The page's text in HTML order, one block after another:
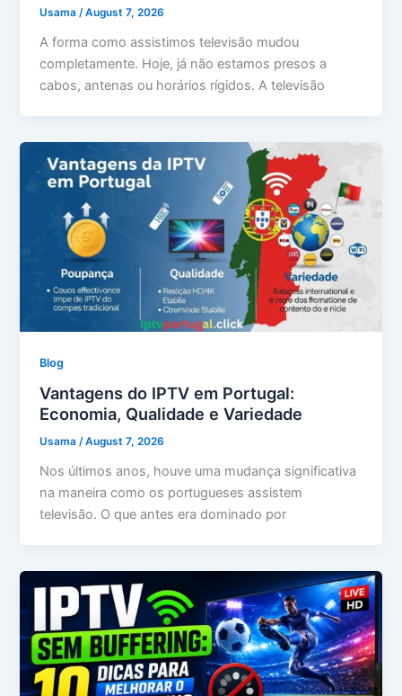
Usama /August 7, 2026
A forma como assistimos televisão mudou
completamente. Hoje, já não estamos presos a
cabos, antenas ou horários rígidos. A televisão
Blog
Vantagens do IPTV em Portugal:
Economia, Qualidade e Variedade
Usama/August 7, 2026
Nos últimos anos, houve uma mudança significativa
na maneira como os portugueses assistem
televisão. O que antes era dominado por